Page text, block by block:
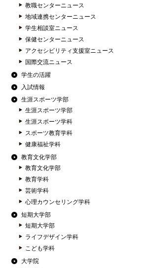
教職センターニュース
地域連携センターニュース
学生相談室ニュース
保健センターニュース
アクセシビリティ支援室ニュース
国際交流ニュース
学生の活躍
入試情報
生涯スポーツ学部
生涯スポーツ学部
生涯スポーツ学科
スポーツ教育学科
健康福祉学科
教育文化学部
教育文化学部
教育学科
芸術学科
心理カウンセリング学科
短期大学部
短期大学部
ライフデザイン学科
こども学科
大学院